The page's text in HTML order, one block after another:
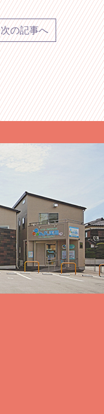
次の記事へ